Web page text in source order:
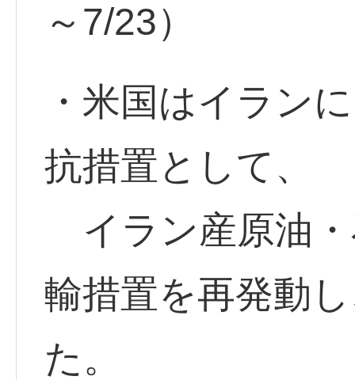
～7/23）
・米国はイラン
抗措置として、
イラン産原油
輸措置を再発動
た。